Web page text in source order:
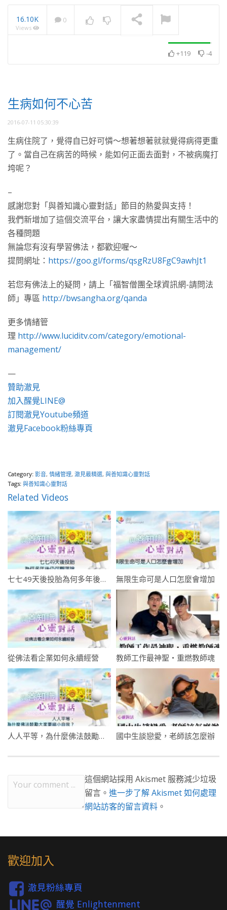
2025・11月・澈見全球訊
16.10K
Views
0
+119 -4
生病如何不心苦
2016-07-11 05:30:39
生病住院了，覺得自已好可憐～想著想著就就覺得病得更重
了。當自己在病苦的時候，能如何正面去面對，不被病魔打
垮呢？
–
感謝您對「與善知識心靈對話」節目的熱愛與支持！
我們新增加了這個交流平台，讓大家盡情提出有關生活中的
各種問題
無論您有沒有學習佛法，都歡迎喔～
提問網址： https://goo.gl/forms/qsgRzU8FgC9awhJt1
若您有佛法上的疑問，請上「福智僧團全球資訊網-請問法
師」專區 http://bwsangha.org/qanda
更多情緒管
理 http://www.luciditv.com/category/emotional-
management/
—
贊助澈見
加入醒覺LINE@
訂閱澈見Youtube頻道
澈見Facebook粉絲專頁
Category: 影音, 情緒管理, 澈見最精選, 與善知識心靈對話
Tags: 與善知識心靈對話
Related Videos
七七49天後投胎為何多年後仍可觀落陰 無限生命可是人口怎麼會增加
從佛法看企業如何永續經營 教師工作最神聖・重燃教師魂
人人平等，為什麼佛法鼓勵大家要縮小自我？ 國中生談戀愛，老師該怎麼辦
這個網站採用 Akismet 服務減少垃圾
留言。 進一步了解 Akismet 如何處理
網站訪客的留言資料 。
歡迎加入
澈見粉絲專頁
醒覺 Enlightenment